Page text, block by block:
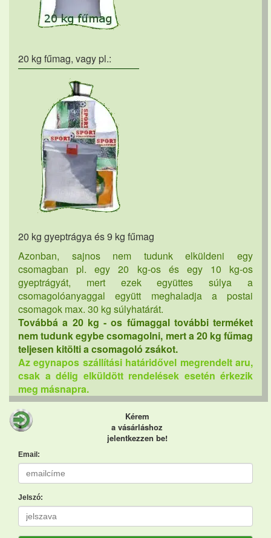
20 kg fűmag, vagy pl.:
20 kg gyeptrágya és 9 kg fűmag
Azonban, sajnos nem tudunk elküldeni egy
csomagban pl. egy 20 kg-os és egy 10 kg-os
gyeptrágyát, mert ezek együttes súlya a
csomagolóanyaggal együtt meghaladja a postai
csomagok max. 30 kg súlyhatárát.
Továbbá a 20 kg - os fűmaggal további terméket
nem tudunk egybe csomagolni, mert a 20 kg fűmag
teljesen kitölti a csomagoló zsákot.
Az egynapos szállítási határidővel megrendelt aru,
csak a délig elküldött rendelések esetén érkezik
meg másnapra.
Kérem
a vásárláshoz
jelentkezzen be!
Email:
Jelszó: